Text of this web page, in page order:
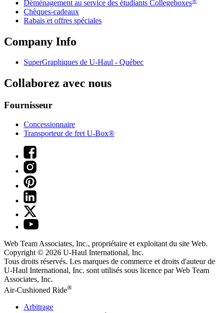
Déménagement au service des étudiants Collegeboxes
Chèques-cadeaux
Rabais et offres spéciales
Company Info
SuperGraphiques de U-Haul - Québec
Collaborez avec nous
Fournisseur
Concessionnaire
Transporteur de fret U-Box®
Web Team Associates, Inc., propriétaire et exploitant du site Web.
Copyright © 2026 U-Haul International, Inc.
Tous droits réservés. Les marques de commerce et droits d'auteur de
U-Haul International, Inc. sont utilisés sous licence par Web Team
Associates, Inc.
Air-Cushioned Ride®
Arbitrage